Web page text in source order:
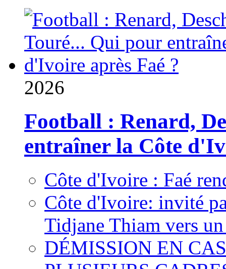
2026
Football : Renard,
entraîner la Côte
Côte d'Ivoire : Faé
Côte d'Ivoire: invité
Tidjane Thiam vers
DÉMISSION EN